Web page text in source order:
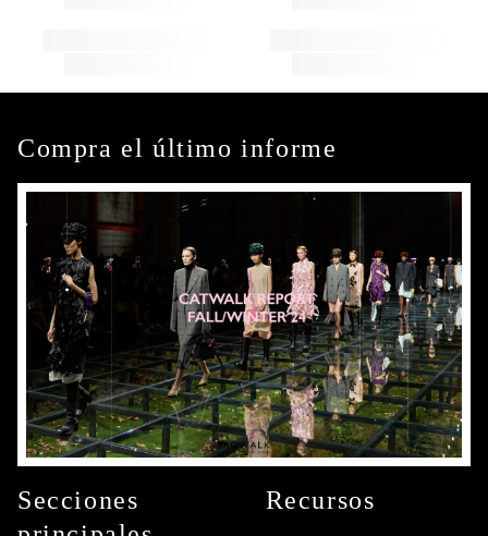
Compra el último informe
Secciones
Recursos